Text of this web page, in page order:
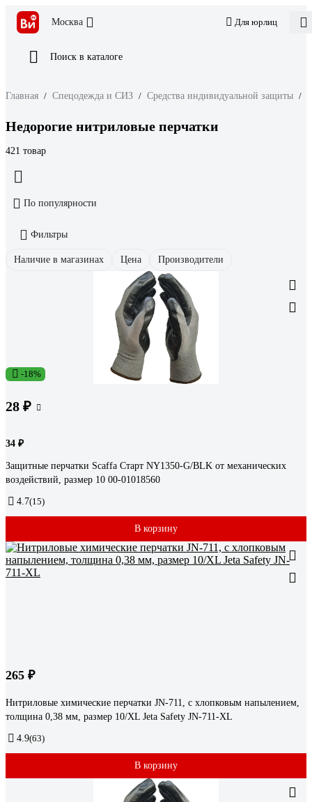
Москва Для юрлиц
Поиск в каталоге
Главная / Спецодежда и СИЗ / Средства индивидуальной защиты /
Недорогие нитриловые перчатки
421 товар
По популярности
Фильтры
Наличие в магазинах Цена Производители
-18%
28 ₽
34 ₽
Защитные перчатки Scaffa Старт NY1350-G/BLK от механических
воздействий, размер 10 00-01018560
4.7(15)
В корзину
265 ₽
Нитриловые химические перчатки JN-711, с хлопковым напылением,
толщина 0,38 мм, размер 10/XL Jeta Safety JN-711-XL
4.9(63)
В корзину